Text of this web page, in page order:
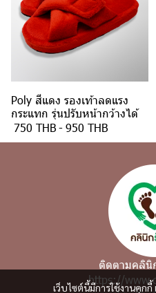
Poly สีแดง รองเท้าลดแรง
กระแทก รุ่นปรับหน้ากว้างได้
750 THB-950 THB
เว็บไซต์นี้มีการใช้งานคุก
ติดตามคลินิ
https://